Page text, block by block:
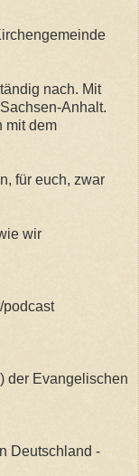
nach. Mit
Anhalt.
mit dem
für euch, zwar
wir
podcast
der Evangelischen
Deutschland -